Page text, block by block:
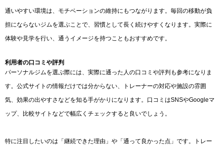
通いやすい環境は、モチベーションの維持にもつながります。毎回の移動が負
担にならないジムを選ぶことで、習慣として長く続けやすくなります。実際に
体験や見学を行い、通うイメージを持つこともおすすめです。
利用者の口コミや評判
パーソナルジムを選ぶ際には、実際に通った人の口コミや評判も参考になりま
す。公式サイトの情報だけでは分からない、トレーナーの対応や施設の雰囲
気、効果の出やすさなどを知る手がかりになります。口コミはSNSやGoogleマ
ップ、比較サイトなどで幅広くチェックすると良いでしょう。
特に注目したいのは「継続できた理由」や「通って良かった点」です。トレー